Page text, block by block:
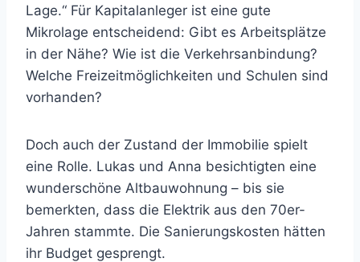
Lage.“ Für Kapitalanleger ist eine gute
Mikrolage entscheidend: Gibt es Arbeitsplätze
in der Nähe? Wie ist die Verkehrsanbindung?
Welche Freizeitmöglichkeiten und Schulen sind
vorhanden?
Doch auch der Zustand der Immobilie spielt
eine Rolle. Lukas und Anna besichtigten eine
wunderschöne Altbauwohnung – bis sie
bemerkten, dass die Elektrik aus den 70er-
Jahren stammte. Die Sanierungskosten hätten
ihr Budget gesprengt.